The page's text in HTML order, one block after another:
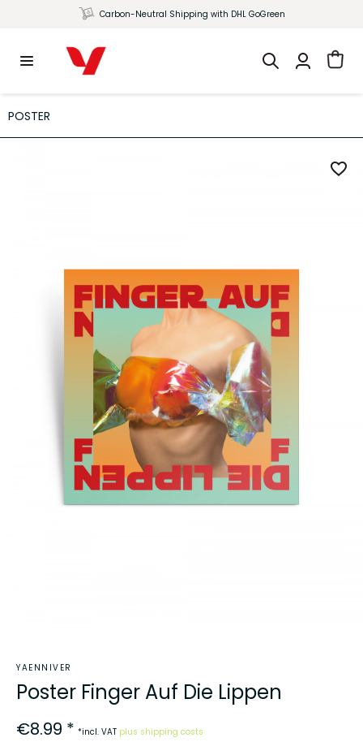
Carbon-Neutral Shipping with DHL GoGreen
POSTER
YAENNIVER
Poster Finger Auf Die Lippen
€8.99 * *incl. VAT plus shipping costs